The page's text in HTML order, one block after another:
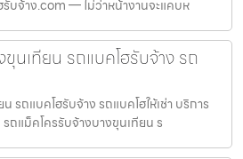
บจ้าง.com — ไม่ว่าหน้างานจะแคบห
นเทียน รถแบคโฮรับจ้าง รถ
รถแบคโฮรับจ้าง รถแบคโฮให้เช่า บริการ
ถแม็คโครรับจ้างบางขุนเทียน ร